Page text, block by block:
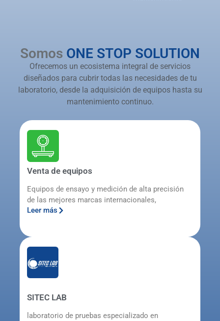
Somos ONE STOP SOLUTION
Ofrecemos un ecosistema integral de servicios
diseñados para cubrir todas las necesidades de tu
laboratorio, desde la adquisición de equipos hasta su
mantenimiento continuo.
Venta de equipos
Equipos de ensayo y medición de alta precisión
de las mejores marcas internacionales,
Leer más
SITEC LAB
laboratorio de pruebas especializado en